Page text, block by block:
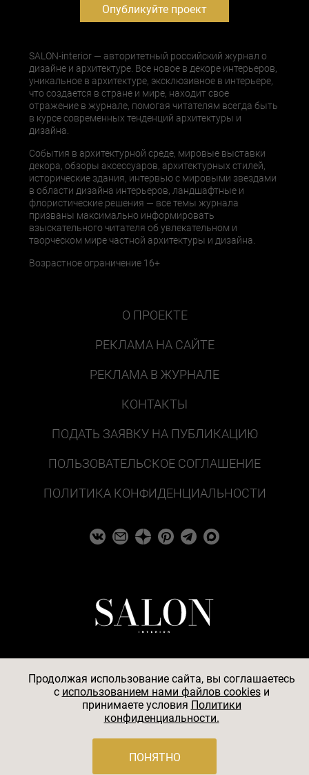
Опубликуйте проект
SALON-interior — авторитетный российский журнал о
дизайне и архитектуре. Все новое в декоре интерьеров,
уникальное в архитектуре, эксклюзивное в интерьере,
что создается в стране и мире, находит свое
отражение в журнале, помогая читателям всегда быть
в курсе современных тенденций архитектуры и
дизайна.
События в архитектурной среде, мировые выставки
декора, обзоры аксессуаров, архитектурных стилей,
исторические здания, интервью с мировыми звездами
в области дизайна интерьеров, ландшафтные и
флористические решения — все темы журнала
призваны максимально информировать
взыскательного читателя об увлекательном и
творческом мире частной архитектуры и дизайна.
Возрастное ограничение 16+
О ПРОЕКТЕ
РЕКЛАМА НА САЙТЕ
РЕКЛАМА В ЖУРНАЛЕ
КОНТАКТЫ
ПОДАТЬ ЗАЯВКУ НА ПУБЛИКАЦИЮ
ПОЛЬЗОВАТЕЛЬСКОЕ СОГЛАШЕНИЕ
ПОЛИТИКА КОНФИДЕНЦИАЛЬНОСТИ
© 2026
АО «БКМ», ОГРН 1027739494584, ИНН 7705056238,
127018, Москва, ул. Полковая, д. 3, стр. 4, помещение I,
комн. 23
Продолжая использование сайта, вы соглашаетесь
c использованием нами файлов cookiesи
принимаете условия Политики
конфиденциальности.
ПОНЯТНО